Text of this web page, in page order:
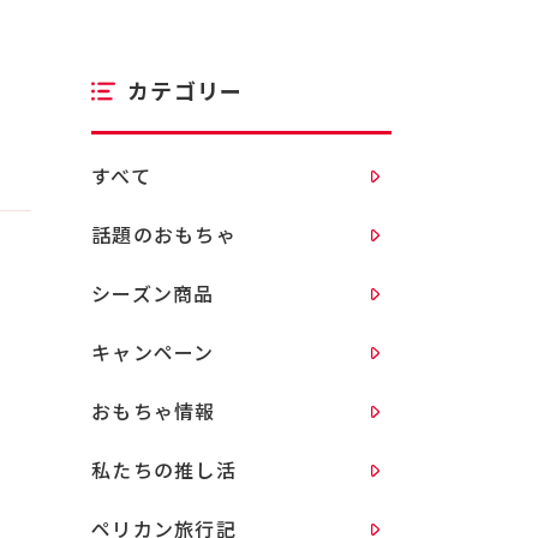
カテゴリー
すべて
話題のおもちゃ
シーズン商品
キャンペーン
おもちゃ情報
私たちの推し活
ペリカン旅行記